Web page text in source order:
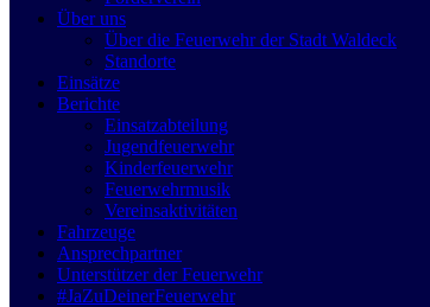
Über uns
Über die Feuerwehr der Stadt Waldeck
Standorte
Einsätze
Berichte
Einsatzabteilung
Jugendfeuerwehr
Kinderfeuerwehr
Feuerwehrmusik
Vereinsaktivitäten
Fahrzeuge
Ansprechpartner
Unterstützer der Feuerwehr
#JaZuDeinerFeuerwehr